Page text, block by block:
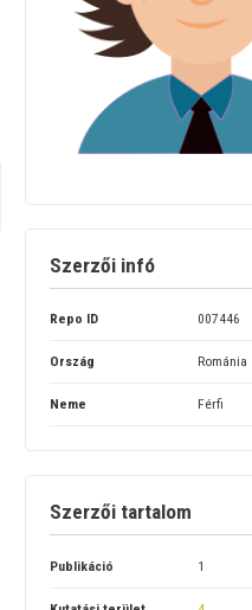
Szerzői infó
Repo ID 007446
Ország Románia
Neme Férfi
Szerzői tartalom
Publikáció 1